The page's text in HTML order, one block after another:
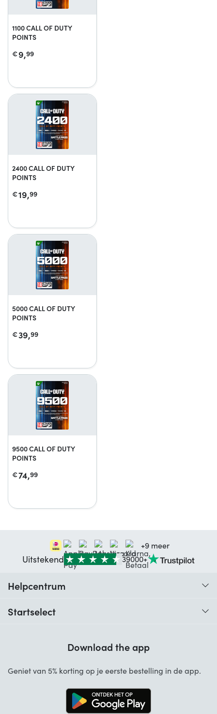
1100 CALL OF DUTY
POINTS
€9,99
2400 CALL OF DUTY
POINTS
€19,99
5000 CALL OF DUTY
POINTS
€39,99
9500 CALL OF DUTY
POINTS
€74,99
+9 meer
Uitstekend 39000+
Helpcentrum
Startselect
Startselect App
Download the app
Geniet van 5% korting op je eerste bestelling in de app.